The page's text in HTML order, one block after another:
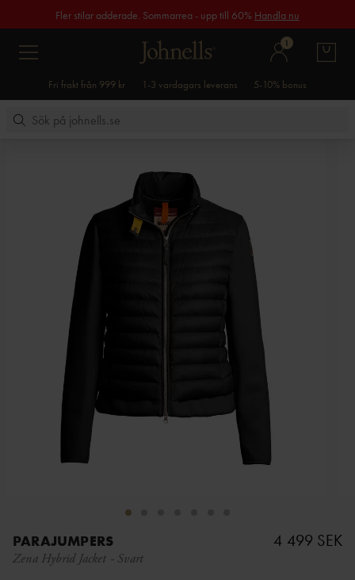
Fler stilar adderade. Sommarrea - upp till 60% Handla nu
1
Fri frakt från 999 kr 1-3 vardagars leverans 5-10% bonus
PARAJUMPERS
Zena Hybrid Jacket - Svart
4 499 SEK